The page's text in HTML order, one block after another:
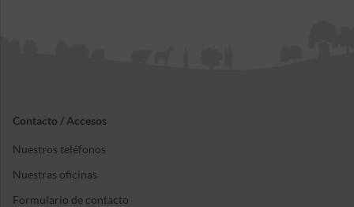
Contacto / Accesos
Nuestros teléfonos
Nuestras oficinas
Formulario de contacto